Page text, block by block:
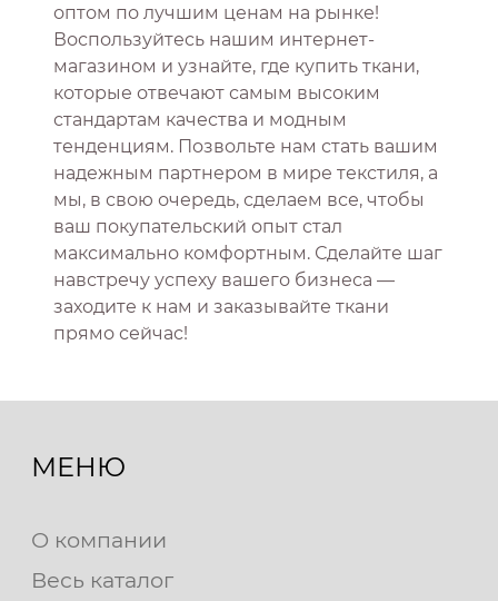
оптом по лучшим ценам на рынке!
Воспользуйтесь нашим интернет-
магазином и узнайте, где купить ткани,
которые отвечают самым высоким
стандартам качества и модным
тенденциям. Позвольте нам стать вашим
надежным партнером в мире текстиля, а
мы, в свою очередь, сделаем все, чтобы
ваш покупательский опыт стал
максимально комфортным. Сделайте шаг
навстречу успеху вашего бизнеса —
заходите к нам и заказывайте ткани
прямо сейчас!
МЕНЮ
О компании
Весь каталог